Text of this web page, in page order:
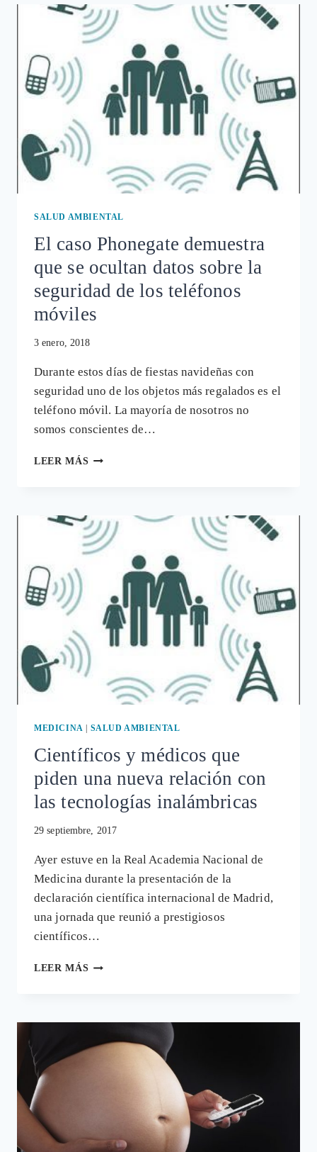
DE
RADIACIONES
DE
TELÉFONOS
HUBO
UN
Y
HAY
PHONEGATE
SALUD AMBIENTAL
El caso Phonegate demuestra
que se ocultan datos sobre la
seguridad de los teléfonos
móviles
3 enero, 2018
Durante estos días de fiestas navideñas con
seguridad uno de los objetos más regalados es el
teléfono móvil. La mayoría de nosotros no
somos conscientes de…
LEER MÁS EL
QUE
SE
OCULTAN
SOBRE
SEGURIDAD
DE
TELÉFONOS
MÓVILES
MEDICINA SALUD AMBIENTAL
Científicos y médicos que
piden una nueva relación con
las tecnologías inalámbricas
29 septiembre, 2017
Ayer estuve en la Real Academia Nacional de
Medicina durante la presentación de la
declaración científica internacional de Madrid,
una jornada que reunió a prestigiosos
científicos…
LEER MÁS CIENTÍFICOS
PIDEN
TECNOLOGÍAS
INALÁMBRICAS